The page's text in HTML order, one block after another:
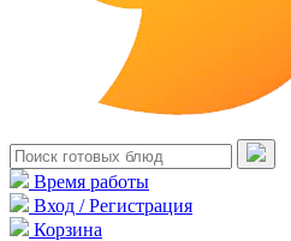
Время работы
Вход / Регистрация
Корзина